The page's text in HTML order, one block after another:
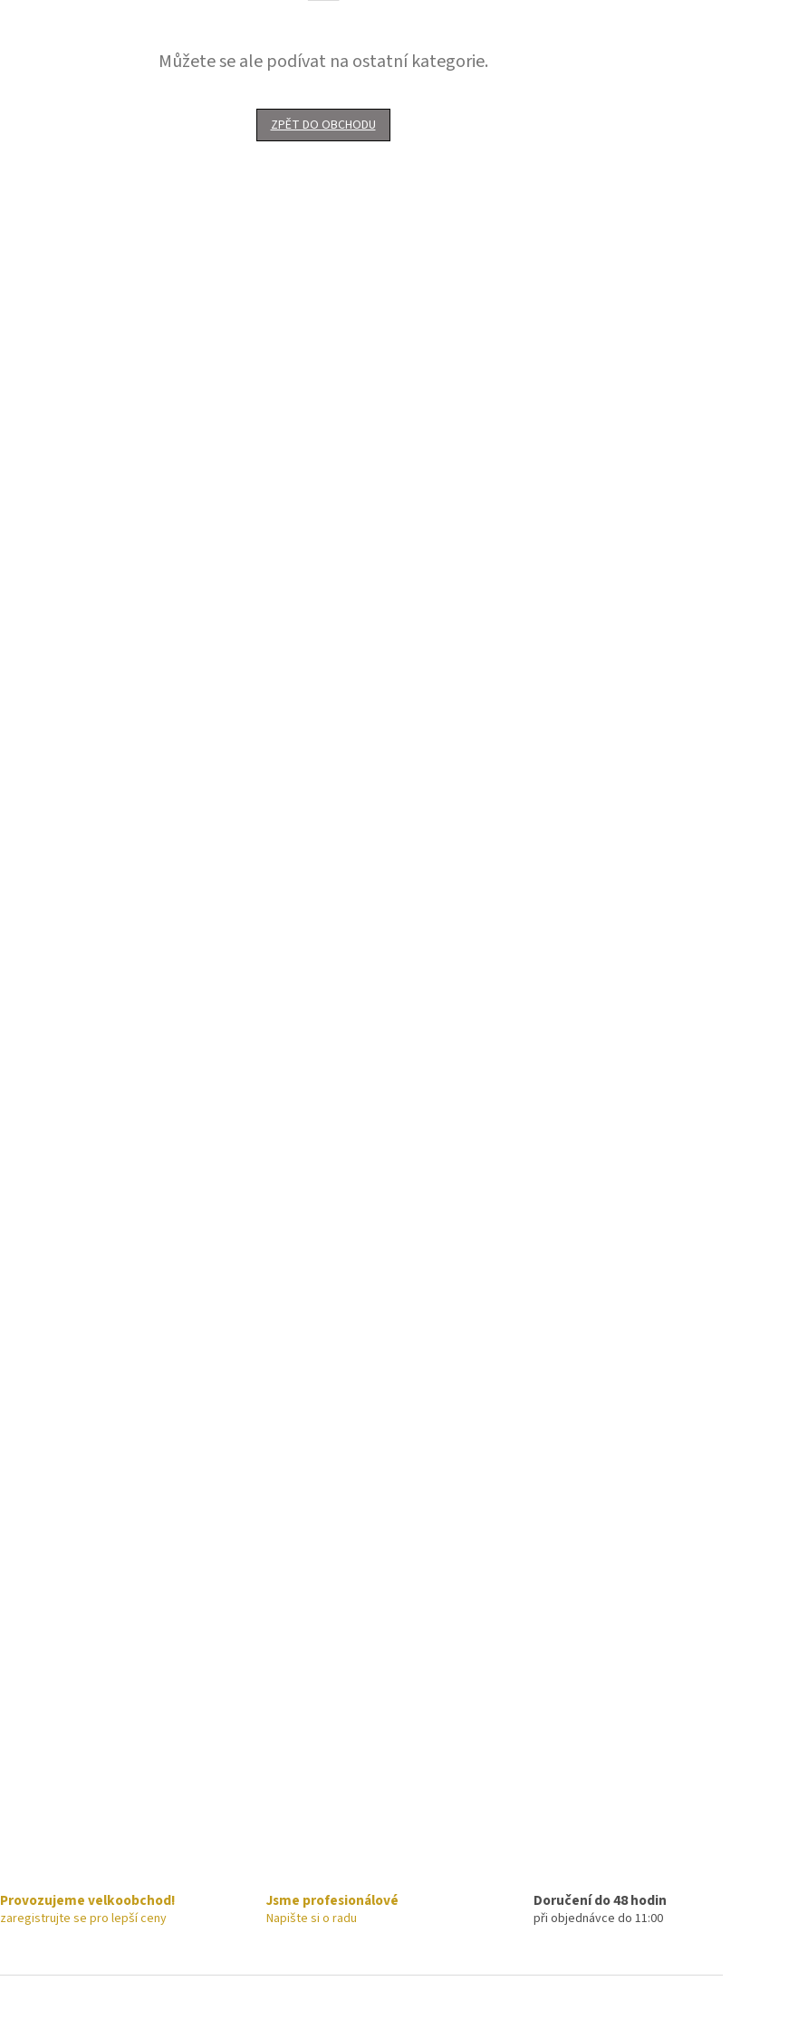
Můžete se ale podívat na ostatní kategorie.
ZPĚT DO OBCHODU
Provozujeme velkoobchod!
zaregistrujte se pro lepší ceny
Jsme profesionálové
Napište si o radu
Doručení do 48 hodin
při objednávce do 11:00